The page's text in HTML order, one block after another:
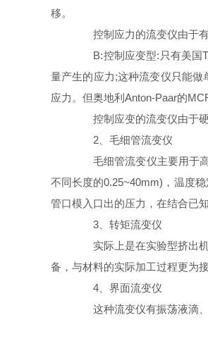
移。
控制应力的流变仪由于有
B:控制应变型:只有美国TA
量产生的应力;这种流变仪只能
应力。但奥地利Anton-Paar的
控制应变的流变仪由于硬
2、毛细管流变仪
毛细管流变仪主要用于高
不同长度的0.25~40mm)，温度
管口模入口出的压力，在结合已
3、转矩流变仪
实际上是在实验型挤出机
备，与材料的实际加工过程更为
4、界面流变仪
这种流变仪有振荡液滴、